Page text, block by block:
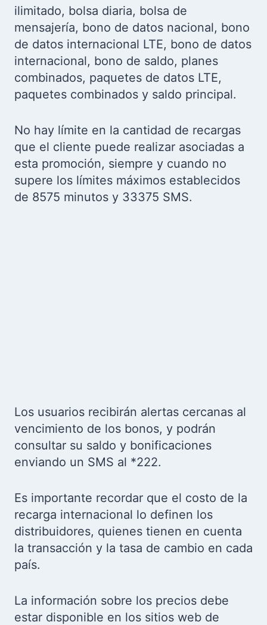
ilimitado, bolsa diaria, bolsa de
mensajería, bono de datos nacional, bono
de datos internacional LTE, bono de datos
internacional, bono de saldo, planes
combinados, paquetes de datos LTE,
paquetes combinados y saldo principal.
No hay límite en la cantidad de recargas
que el cliente puede realizar asociadas a
esta promoción, siempre y cuando no
supere los límites máximos establecidos
de 8575 minutos y 33375 SMS.
Los usuarios recibirán alertas cercanas al
vencimiento de los bonos, y podrán
consultar su saldo y bonificaciones
enviando un SMS al *222.
Es importante recordar que el costo de la
recarga internacional lo definen los
distribuidores, quienes tienen en cuenta
la transacción y la tasa de cambio en cada
país.
La información sobre los precios debe
estar disponible en los sitios web de